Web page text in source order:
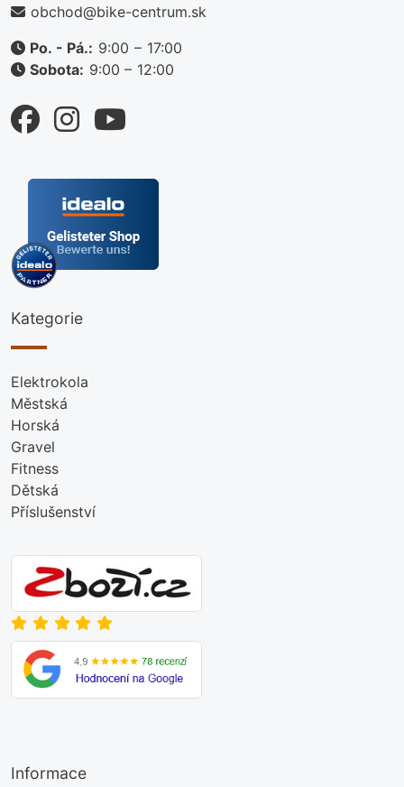
obchod@bike-centrum.sk
Po. - Pá.: 9:00 – 17:00
Sobota: 9:00 – 12:00
Kategorie
Elektrokola
Městská
Horská
Gravel
Fitness
Dětská
Příslušenství
Informace